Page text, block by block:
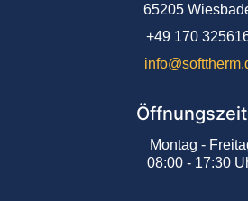
65205
+49 170
Montag -
08:00 - 17:30